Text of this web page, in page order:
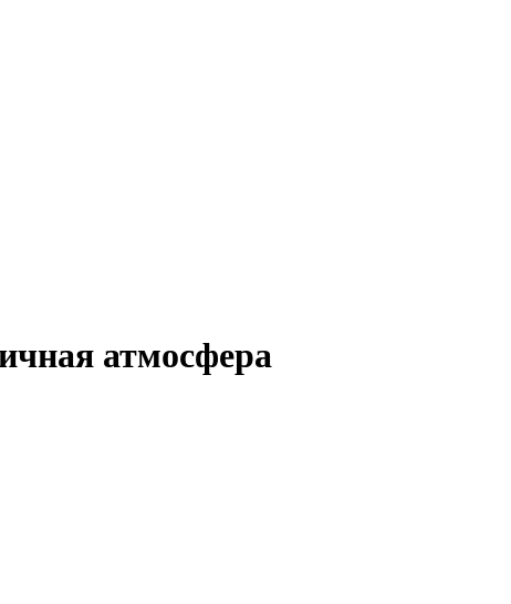
атмосфера